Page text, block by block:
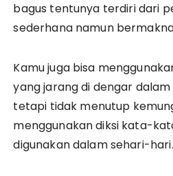
bagus tentunya terdiri dari
sederhana namun
Kamu juga bisa
yang jarang di dengar
tetapi tidak menutup
menggunakan diksi kata-
digunakan dalam sehari-hari.